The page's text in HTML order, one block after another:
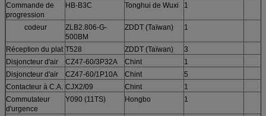
Commande de
progression
HB-B3C Tonghui de Wuxi 1
codeur
ZLB2.806-G-
500BM
ZDDT (Taïwan) 1
Réception du plat T528 ZDDT (Taïwan)
3
Disjoncteur d'air
CZ47-60/3P32A Chint
1
Disjoncteur d'air
CZ47-60/1P10A Chint
5
Contacteur à C.A. CJX2/09 Chint
1
Commutateur
d'urgence
Y090 (11TS) Hongbo 1